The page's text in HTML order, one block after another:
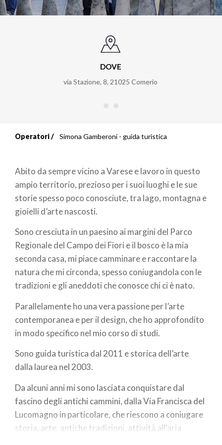
DOVE
via Stazione, 8, 21025 Comerio
Briciole
di
pane
Operatori Simona Gamberoni - guida turistica
Abito da sempre vicino a Varese e lavoro in questo
ampio territorio, prezioso per i suoi luoghi e le sue
storie spesso poco conosciute, tra lago, montagna e
gioielli d’arte nascosti.
Sono cresciuta in un paesino ai margini del Parco
Regionale del Campo dei Fiori e il bosco è la mia
seconda casa, mi piace camminare e raccontare la
natura che mi circonda, spesso coniugandola con le
tradizioni e gli aneddoti che conosce chi ci è nato.
Parallelamente ho una vera passione per l’arte
contemporanea e per il design, che ho approfondito
in modo specifico nel mio corso di studi.
Sono guida turistica dal 2011 e storica dell’arte
dalla laurea nel 2003.
Da alcuni anni mi sono lasciata conquistare dal
fascino degli antichi cammini, dalla Via Francisca del
Lucomagno in particolare, che riescono a coniugare
storia, arte, antiche tradizioni, attività all'aria